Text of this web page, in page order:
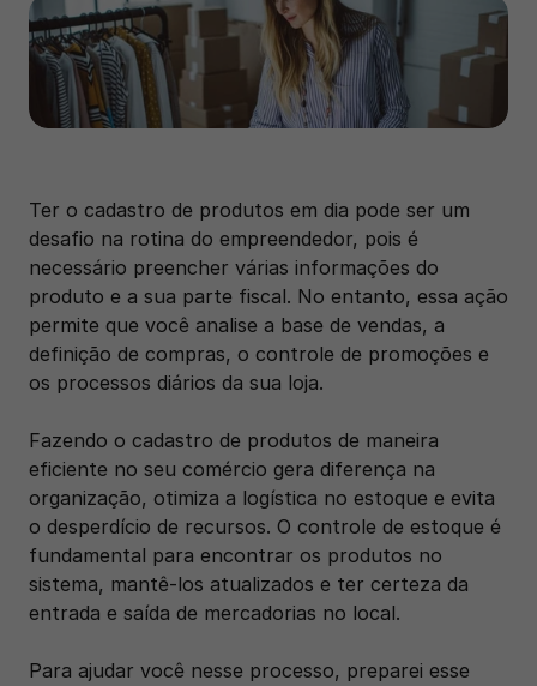
Ter o cadastro de produtos em dia pode ser um
desafio na rotina do empreendedor, pois é
necessário preencher várias informações do
produto e a sua parte fiscal. No entanto, essa ação
permite que você analise a base de vendas, a
definição de compras, o controle de promoções e
os processos diários da sua loja.
Fazendo o cadastro de produtos de maneira
eficiente no seu comércio gera diferença na
organização, otimiza a logística no estoque e evita
o desperdício de recursos. O controle de estoque é
fundamental para encontrar os produtos no
sistema, mantê-los atualizados e ter certeza da
entrada e saída de mercadorias no local.
Para ajudar você nesse processo, preparei esse